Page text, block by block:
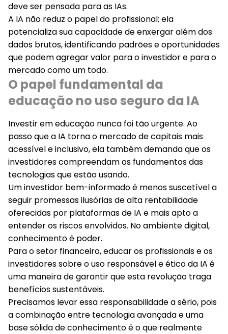
deve ser pensada para as IAs.
A IA não reduz o papel do profissional; ela
potencializa sua capacidade de enxergar além dos
dados brutos, identificando padrões e oportunidades
que podem agregar valor para o investidor e para o
mercado como um todo.
O papel fundamental da
educação no uso seguro da IA
Investir em educação nunca foi tão urgente. Ao
passo que a IA torna o mercado de capitais mais
acessíveleinclusivo, ela também demanda que os
investidores compreendam os fundamentos das
tecnologias que estão usando.
Um investidor bem-informado é menos suscetível a
seguir promessas ilusórias de alta rentabilidade
oferecidas por plataformas de IA e mais apto a
entender os riscos envolvidos. No ambiente digital,
conhecimento é poder.
Para o setor financeiro, educar os profissionais e os
investidores sobre ouso responsável e ético da IA é
uma maneira de garantir que esta revolução traga
benefícios sustentáveis.
Precisamos levar essa responsabilidade a sério, pois
a combinação entre tecnologia avançada e uma
base sólida de conhecimento é o que realmente